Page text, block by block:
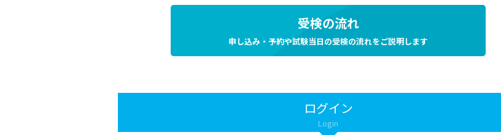
受検の流れ
申し込み・予約や試験当日の受検の流れをご説明します
ログイン
Login